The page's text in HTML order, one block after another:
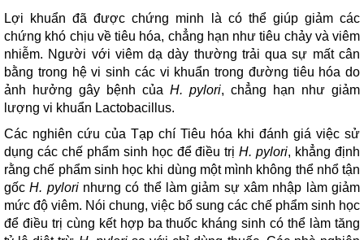
Lợi khuẩn đã được chứng minh là có thể giúp giảm các
chứng khó chịu về tiêu hóa, chẳng hạn như tiêu chảy và viêm
nhiễm. Người với viêm dạ dày thường trải qua sự mất cân
bằng trong hệ vi sinh các vi khuẩn trong đường tiêu hóa do
ảnh hưởng gây bệnh của H. pylori, chẳng hạn như giảm
lượng vi khuẩn Lactobacillus.
Các nghiên cứu của Tạp chí Tiêu hóa khi đánh giá việc sử
dụng các chế phẩm sinh học để điều trịH. pylori, khẳng định
rằng chế phẩm sinh học khi dùng một mình không thể nhổ tận
gốcH. pylorinhưng có thể làm giảm sự xâm nhập làm giảm
mức độ viêm. Nói chung, việc bổ sung các chế phẩm sinh học
để điều trị cùng kết hợp ba thuốc kháng sinh có thể làm tăng